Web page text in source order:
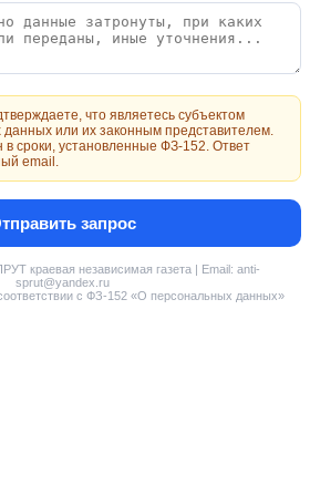
что являетесь субъектом
или их законным представителем.
в сроки, установленные ФЗ-152. Ответ
email.
запрос
краевая независимая газета | Email: anti-
sprut@yandex.ru
с ФЗ-152 «О персональных данных»